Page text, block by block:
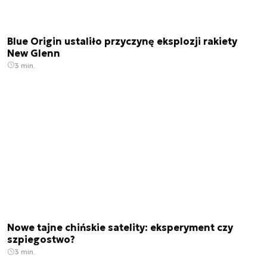
Blue Origin ustaliło przyczynę eksplozji rakiety
New Glenn
3 min.
Nowe tajne chińskie satelity: eksperyment czy
szpiegostwo?
3 min.